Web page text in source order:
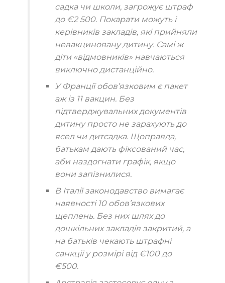
садка чи школи, загрожує штраф
до €2 500. Покарати можуть і
керівників закладів, які прийняли
невакциновану дитину. Самі ж
діти «відмовників» навчаються
виключно дистанційно.
У Франціїобов’язковим є пакет
аж із 11 вакцин. Без
підтверджувальних документів
дитину просто не зарахують до
ясел чи дитсадка. Щоправда,
батькам дають фіксований час,
аби наздогнати графік, якщо
вони запізнилися.
В Італіїзаконодавство вимагає
наявності 10 обов’язкових
щеплень. Без них шлях до
дошкільних закладів закритий, а
на батьків чекають штрафні
санкції у розмірі від €100 до
€500.